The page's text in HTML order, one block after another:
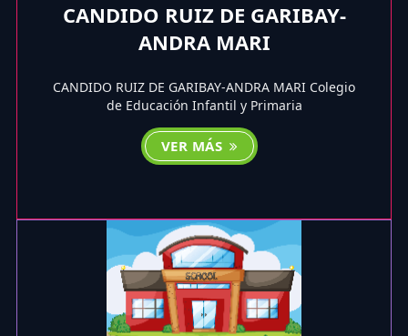
CANDIDO RUIZ DE GARIBAY-
ANDRA MARI
CANDIDO RUIZ DE GARIBAY-ANDRA MARI Colegio
de Educación Infantil y Primaria
VER MÁS